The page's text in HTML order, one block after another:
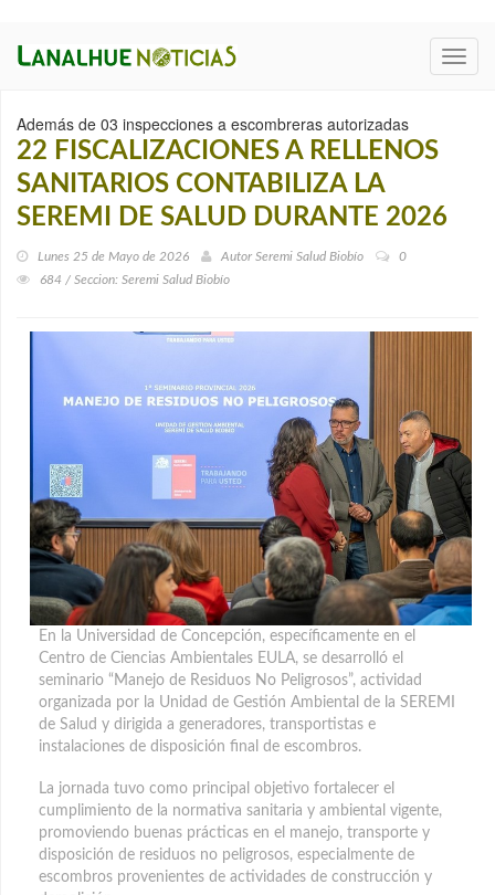
Además de 03 inspecciones a escombreras autorizadas
22 FISCALIZACIONES A RELLENOS
SANITARIOS CONTABILIZA LA
SEREMI DE SALUD DURANTE 2026
Lunes 25 de Mayo de 2026 Autor Seremi Salud Biobío
0
684 / Seccion: Seremi Salud Biobío
En la Universidad de Concepción, específicamente en el
Centro de Ciencias Ambientales EULA, se desarrolló el
seminario “Manejo de Residuos No Peligrosos”, actividad
organizada por la Unidad de Gestión Ambiental de la SEREMI
de Salud y dirigida a generadores, transportistas e
instalaciones de disposición final de escombros.
La jornada tuvo como principal objetivo fortalecer el
cumplimiento de la normativa sanitaria y ambiental vigente,
promoviendo buenas prácticas en el manejo, transporte y
disposición de residuos no peligrosos, especialmente de
escombros provenientes de actividades de construcción y